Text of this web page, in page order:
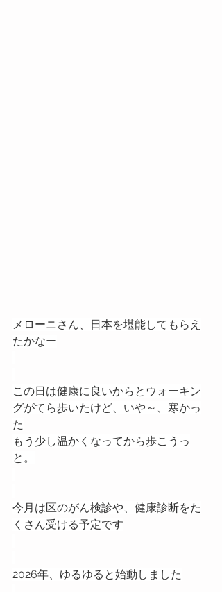
メローニさん、日本を堪能してもらえ
たかなー
この日は健康に良いからとウォーキン
グがてら歩いたけど、いや～、寒かっ
た
もう少し温かくなってから歩こうっ
と。
今月は区のがん検診や、健康診断をた
くさん受ける予定です
2026年、ゆるゆると始動しました